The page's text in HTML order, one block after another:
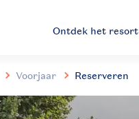
Ontdek het resort
Voorjaar Reserveren